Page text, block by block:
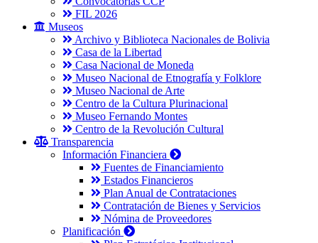
FIL 2026
Museos
Archivo y Biblioteca Nacionales de Bolivia
Casa de la Libertad
Casa Nacional de Moneda
Museo Nacional de Etnografía y Folklore
Museo Nacional de Arte
Centro de la Cultura Plurinacional
Museo Fernando Montes
Centro de la Revolución Cultural
Transparencia
Información Financiera
Fuentes de Financiamiento
Estados Financieros
Plan Anual de Contrataciones
Contratación de Bienes y Servicios
Nómina de Proveedores
Planificación